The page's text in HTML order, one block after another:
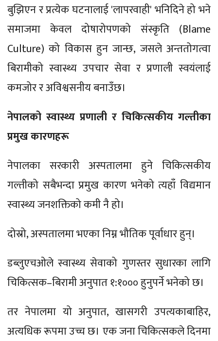
बुझिएन र प्रत्येक घटनालाई 'लापरवाही' भनिदिने हो भने
समाजमा केवल दोषारोपणको संस्कृति (Blame
Culture) को विकास हुन जान्छ, जसले अन्ततोगत्वा
बिरामीको स्वास्थ्य उपचार सेवा र प्रणाली स्वयंलाई
कमजोर र अविश्वसनीय बनाउँछ।
नेपालको स्वास्थ्य प्रणाली र चिकित्सकीय गल्तीका
प्रमुख कारणहरू
नेपालका सरकारी अस्पतालमा हुने चिकित्सकीय
गल्तीको सबैभन्दा प्रमुख कारण भनेको त्यहाँ विद्यमान
स्वास्थ्य जनशक्तिको कमी नै हो।
दोस्रो, अस्पतालमा भएका निम्न भौतिक पूर्वाधार हुन्।
डब्लुएचओले स्वास्थ्य सेवाको गुणस्तर सुधारका लागि
चिकित्सक–बिरामी अनुपात १:१००० हुनुपर्ने भनेको छ।
तर नेपालमा यो अनुपात, खासगरी उपत्यकाबाहिर,
अत्यधिक रूपमा उच्च छ। एक जना चिकित्सकले दिनमा